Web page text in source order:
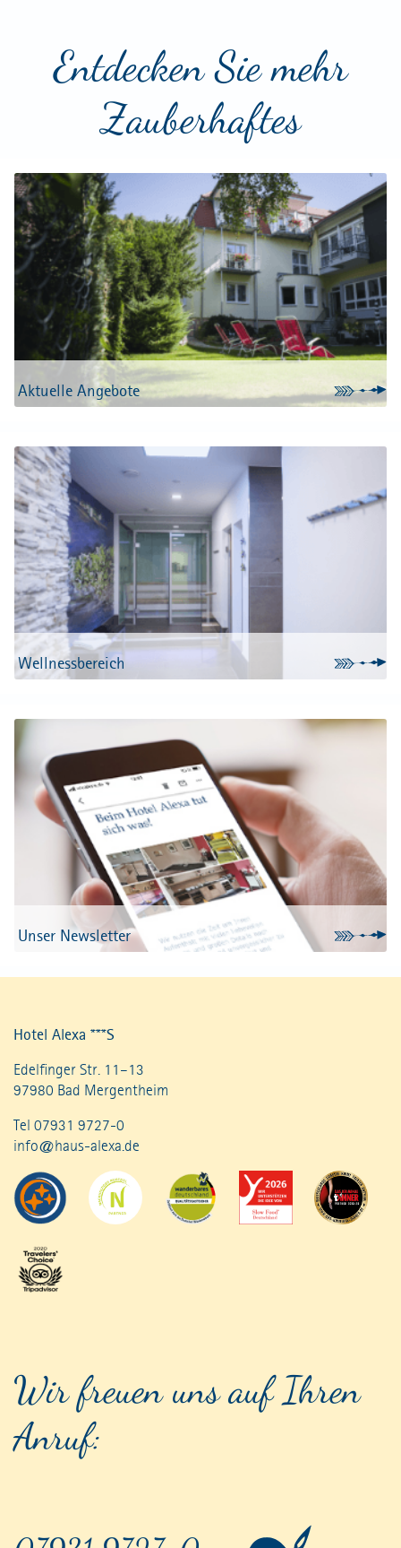
Entdecken Sie mehr
Zauberhaftes
Aktuelle Angebote
Wellnessbereich
Unser Newsletter
Hotel Alexa ***S
Edelfinger Str. 11–13
97980 Bad Mergentheim
Tel 07931 9727-0
info@haus-alexa.de
Wir freuen uns auf Ihren
Anruf: